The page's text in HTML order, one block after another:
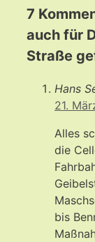
7
auch für
Straße
Hans
21.
Alles
die
bis